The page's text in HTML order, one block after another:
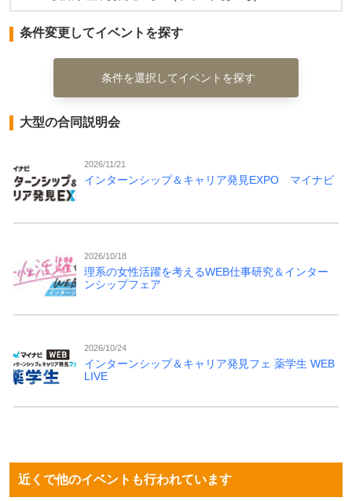
条件変更してイベントを探す
条件を選択してイベントを探す
大型の合同説明会
2026/11/21
インターンシップ＆キャリア発見EXPO マイナビ
2026/10/18
理系の女性活躍を考えるWEB仕事研究＆インター
ンシップフェア
2026/10/24
インターンシップ＆キャリア発見フェ 薬学生 WEB
LIVE
近くで他のイベントも行われています